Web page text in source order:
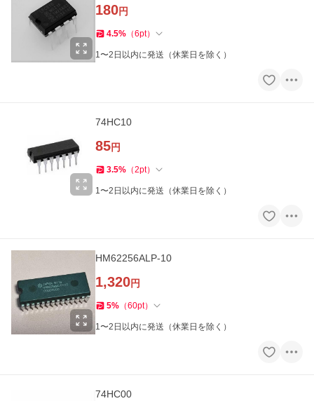
180円
4.5% （6pt）
1〜2日以内に発送（休業日を除く）
74HC10
85円
3.5% （2pt）
1〜2日以内に発送（休業日を除く）
HM62256ALP-10
1,320円
5% （60pt）
1〜2日以内に発送（休業日を除く）
74HC00